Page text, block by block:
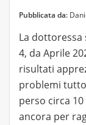
Pubblicata da:
La dottoressa
4, da Aprile
risultati
problemi
perso circa
ancora per